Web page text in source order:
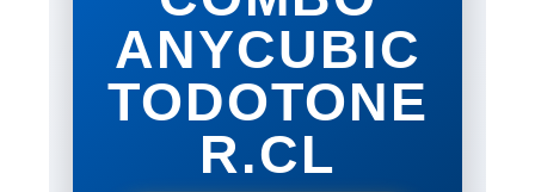
ANYCUBIC
TODOTONE
R.CL